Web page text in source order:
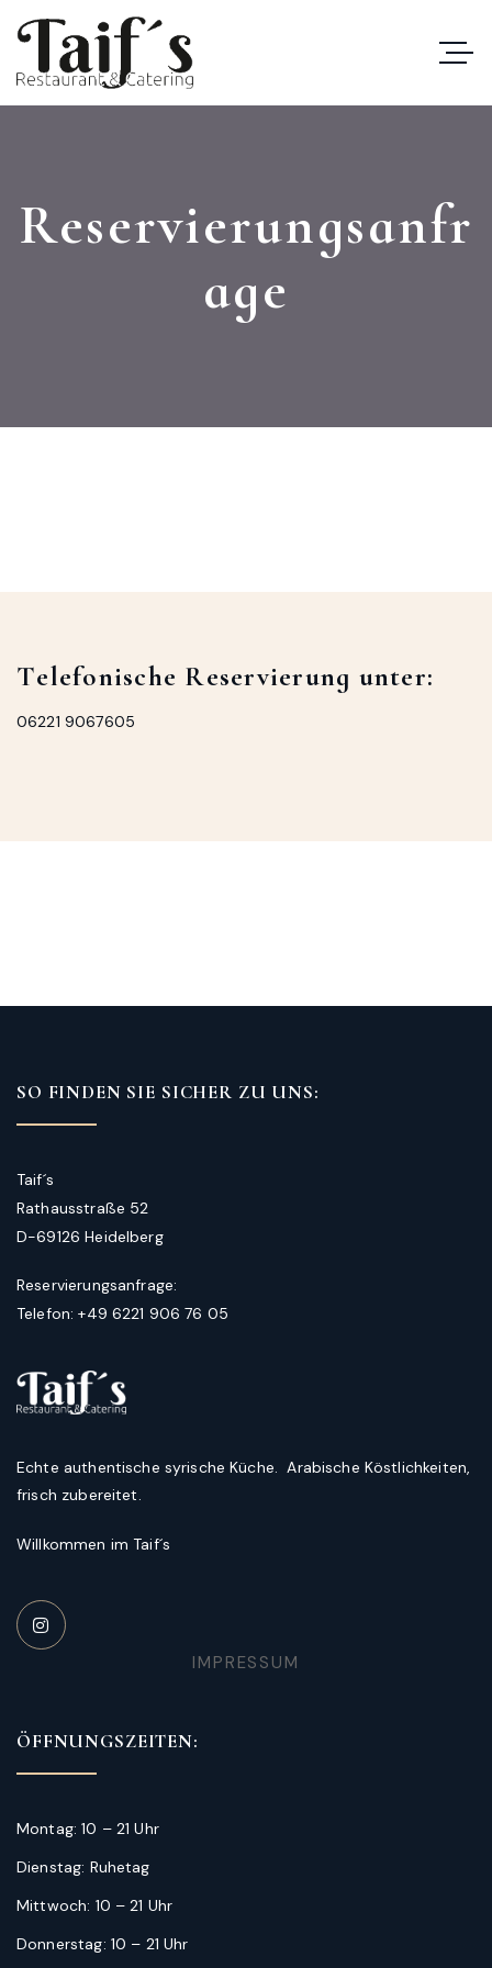
Reservierungsanfr
age
Telefonische Reservierung unter:
06221 9067605
SO FINDEN SIE SICHER ZU UNS:
Taif´s
Rathausstraße 52
D-69126 Heidelberg
Reservierungsanfrage:
Telefon: +49 6221 906 76 05
Echte authentische syrische Küche. Arabische Köstlichkeiten,
frisch zubereitet.
Willkommen im Taif´s
IMPRESSUM
ÖFFNUNGSZEITEN:
Montag: 10 – 21 Uhr
Dienstag: Ruhetag
Mittwoch: 10 – 21 Uhr
Donnerstag: 10 – 21 Uhr